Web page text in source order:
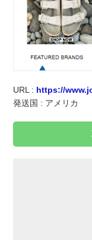
BUYMAの売れ筋商品
パーソナルショッパ
URL : https://
発送国 : アメリカ